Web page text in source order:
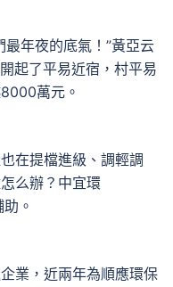
年夜的底氣！”黃亞云
起了平易近宿，村平易
萬元。
在提檔進級、調輕調
么辦？中宜環
。
業，近兩年為順應環保